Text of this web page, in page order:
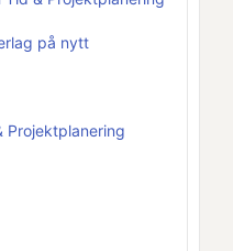
på nytt
Projektplanering